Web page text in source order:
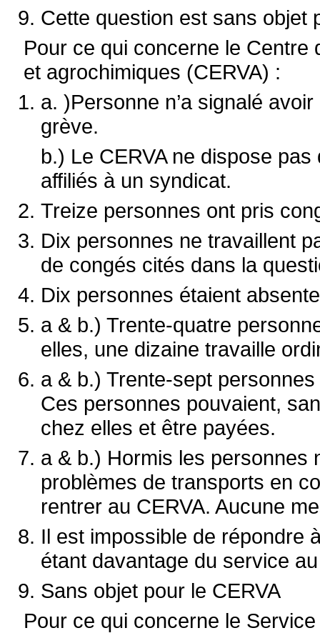
Cette question est sans objet
Pour ce qui concerne le Centre
et agrochimiques (CERVA) :
a. )Personne n’a signalé
grève.
b.) Le CERVA ne dispose
affiliés à un syndicat.
Treize personnes ont pris
Dix personnes ne travaillent
de congés cités dans la
Dix personnes étaient
a & b.) Trente-quatre
elles, une dizaine travaille
a & b.) Trente-sept
Ces personnes pouvaient,
chez elles et être payées.
a & b.) Hormis les personnes
problèmes de transports en
rentrer au CERVA. Aucune
Il est impossible de répondre
étant davantage du service
Sans objet pour le CERVA
Pour ce qui concerne le